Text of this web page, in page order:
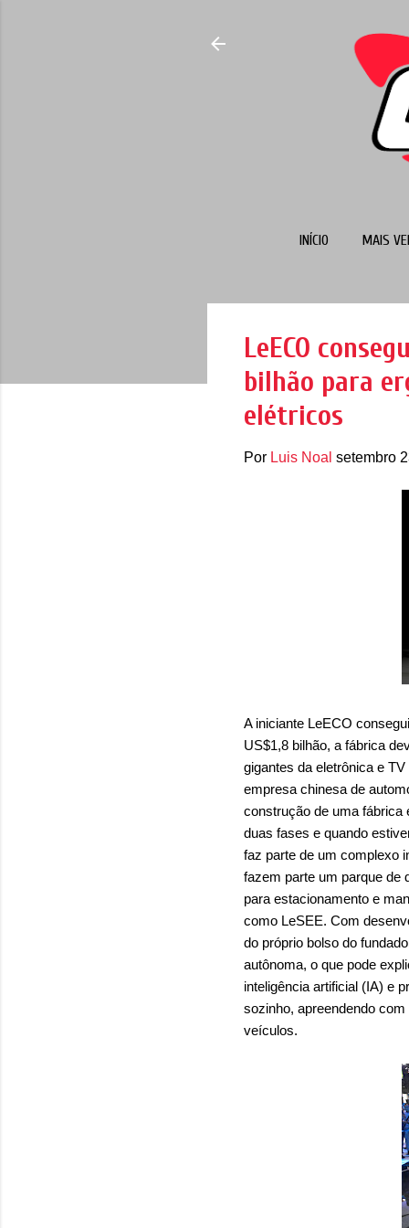
INÍCIO MAIS
LeECO
bilhão para
elétricos
Por Luis Noal setembro
A iniciante LeECO
US$1,8 bilhão, a fábrica
gigantes da eletrônica e
empresa chinesa de
construção de uma fábrica
duas fases e quando
faz parte de um complexo
fazem parte um parque de
para estacionamento e
como LeSEE. Com
do próprio bolso do
autônoma, o que pode
inteligência artificial (IA) e
sozinho, apreendendo
veículos.